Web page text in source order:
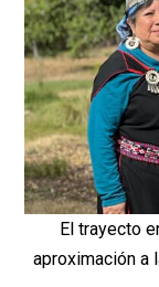
El trayecto
aproximación a